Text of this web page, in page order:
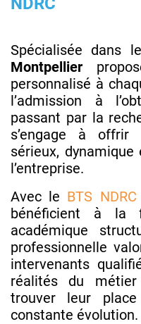
Spécialisée dans
Montpellier
personnalisé à
l’admission à
passant par la
s’engage à
sérieux,
l’entreprise.
Avec le BTS NDRC
bénéficient à la
académique
professionnelle
intervenants
réalités du
trouver leur
constante évolution.